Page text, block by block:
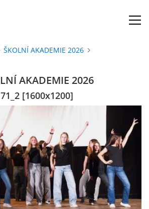
ŠKOLNÍ AKADEMIE 2026
AKADEMIE 2026
71_2 [1600x1200]